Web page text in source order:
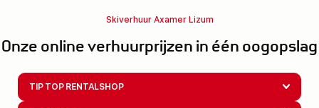
Skiverhuur Axamer Lizum
Onze online verhuurprijzen in één oogopslag
TIP TOP RENTALSHOP